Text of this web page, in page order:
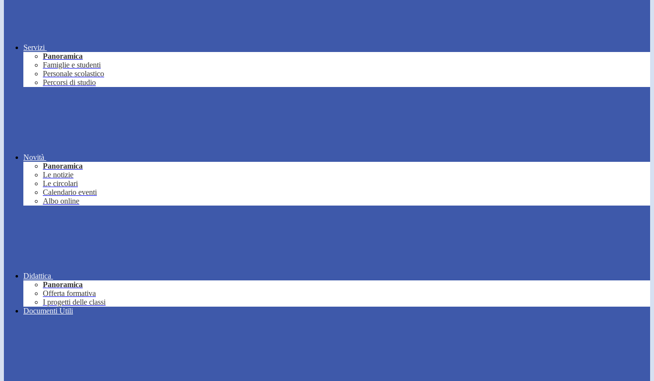
Servizi
Panoramica
Famiglie e studenti
Personale scolastico
Percorsi di studio
Novità
Panoramica
Le notizie
Le circolari
Calendario eventi
Albo online
Didattica
Panoramica
Offerta formativa
I progetti delle classi
Documenti Utili